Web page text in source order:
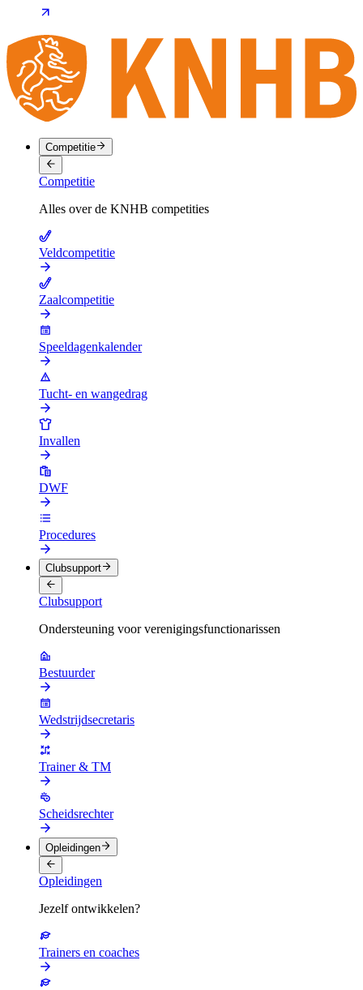
Competitie
Competitie
Alles over de KNHB competities
Veldcompetitie
Zaalcompetitie
Speeldagenkalender
Tucht- en wangedrag
Invallen
DWF
Procedures
Clubsupport
Clubsupport
Ondersteuning voor verenigingsfunctionarissen
Bestuurder
Wedstrijdsecretaris
Trainer & TM
Scheidsrechter
Opleidingen
Opleidingen
Jezelf ontwikkelen?
Trainers en coaches